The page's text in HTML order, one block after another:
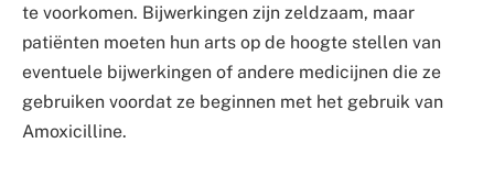
te voorkomen. Bijwerkingen zijn zeldzaam, maar
patiënten moeten hun arts op de hoogte stellen van
eventuele bijwerkingen of andere medicijnen die ze
gebruiken voordat ze beginnen met het gebruik van
Amoxicilline.